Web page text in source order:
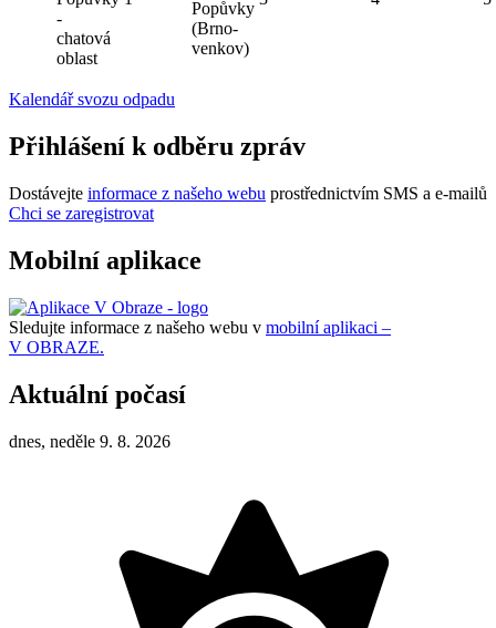
-
chatová
oblast
Popůvky
(Brno-
venkov)
Kalendář svozu odpadu
Přihlášení k odběru zpráv
Dostávejte informace z našeho webu prostřednictvím SMS a e-mailů
Chci se zaregistrovat
Mobilní aplikace
Sledujte informace z našeho webu v mobilní aplikaci –
V OBRAZE.
Aktuální počasí
dnes, neděle 9. 8. 2026